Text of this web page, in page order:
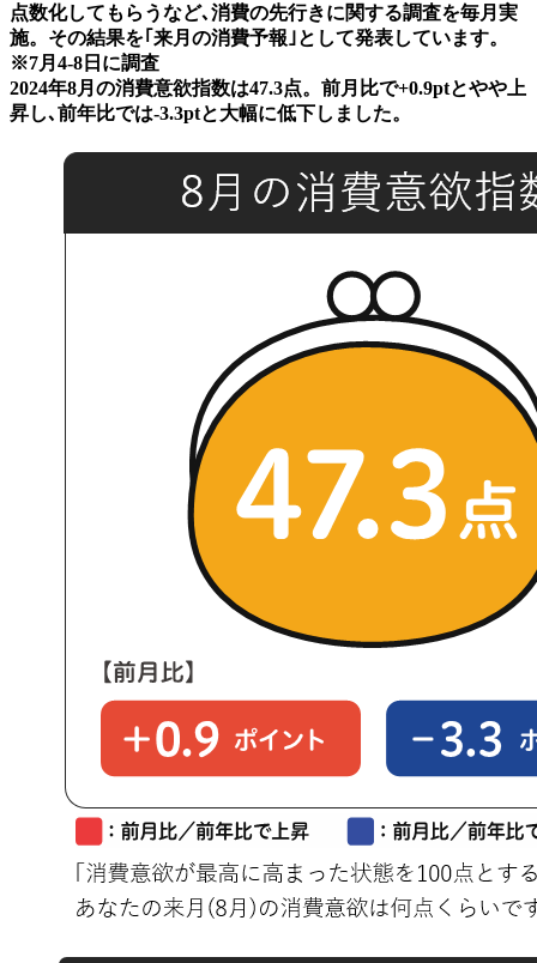
点数化してもらうなど､消費の先行きに関する調査を毎月実
施。その結果を｢来月の消費予報｣として発表しています。
※7月4-8日に調査
2024年8月の消費意欲指数は47.3点。前月比で+0.9ptとやや上
昇し､前年比では-3.3ptと大幅に低下しました。